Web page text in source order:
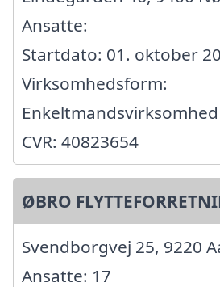
Ansatte:
Startdato: 01. oktober
Virksomhedsform:
Enkeltmandsvirksomhed
CVR: 40823654
ØBRO
Svendborgvej 25, 9220
Ansatte: 17